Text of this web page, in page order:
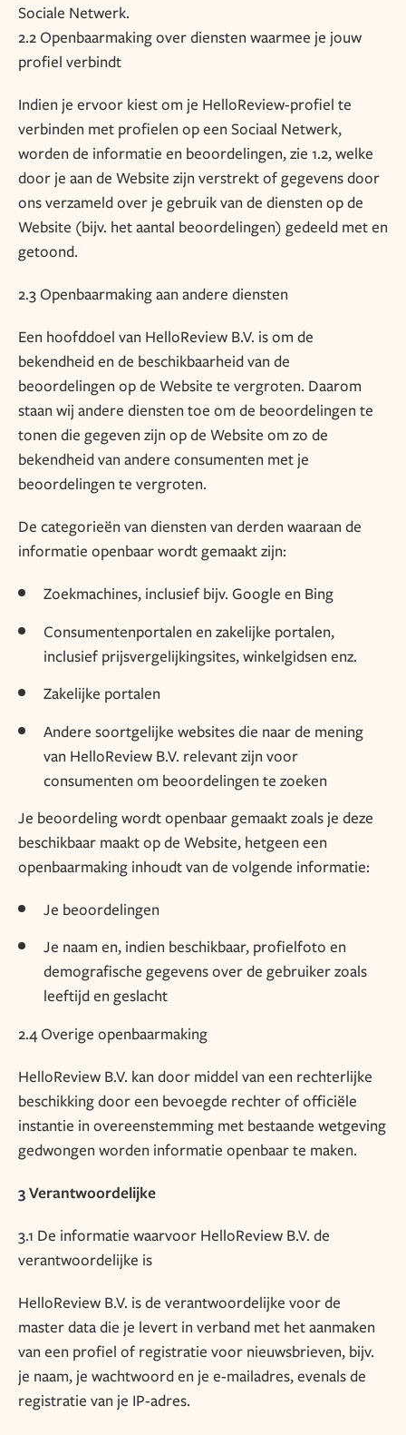
Sociale Netwerk.
2.2 Openbaarmaking over diensten waarmee je jouw
profiel verbindt
Indien je ervoor kiest om je HelloReview-profiel te
verbinden met profielen op een Sociaal Netwerk,
worden de informatie en beoordelingen, zie 1.2, welke
door je aan de Website zijn verstrekt of gegevens door
ons verzameld over je gebruik van de diensten op de
Website (bijv. het aantal beoordelingen) gedeeld met en
getoond.
2.3 Openbaarmaking aan andere diensten
Een hoofddoel van HelloReview B.V. is om de
bekendheid en de beschikbaarheid van de
beoordelingen op de Website te vergroten. Daarom
staan wij andere diensten toe om de beoordelingen te
tonen die gegeven zijn op de Website om zo de
bekendheid van andere consumenten met je
beoordelingen te vergroten.
De categorieën van diensten van derden waaraan de
informatie openbaar wordt gemaakt zijn:
Zoekmachines, inclusief bijv. Google en Bing
Consumentenportalen en zakelijke portalen,
inclusief prijsvergelijkingsites, winkelgidsen enz.
Zakelijke portalen
Andere soortgelijke websites die naar de mening
van HelloReview B.V. relevant zijn voor
consumenten om beoordelingen te zoeken
Je beoordeling wordt openbaar gemaakt zoals je deze
beschikbaar maakt op de Website, hetgeen een
openbaarmaking inhoudt van de volgende informatie:
Je beoordelingen
Je naam en, indien beschikbaar, profielfoto en
demografische gegevens over de gebruiker zoals
leeftijd en geslacht
2.4 Overige openbaarmaking
HelloReview B.V. kan door middel van een rechterlijke
beschikking door een bevoegde rechter of officiële
instantie in overeenstemming met bestaande wetgeving
gedwongen worden informatie openbaar te maken.
3 Verantwoordelijke
3.1 De informatie waarvoor HelloReview B.V. de
verantwoordelijke is
HelloReview B.V. is de verantwoordelijke voor de
master data die je levert in verband met het aanmaken
van een profiel of registratie voor nieuwsbrieven, bijv.
je naam, je wachtwoord en je e-mailadres, evenals de
registratie van je IP-adres.